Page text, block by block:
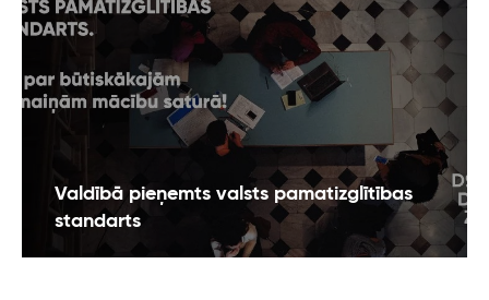
Valdībā pieņemts valsts pamatizglītības
standarts